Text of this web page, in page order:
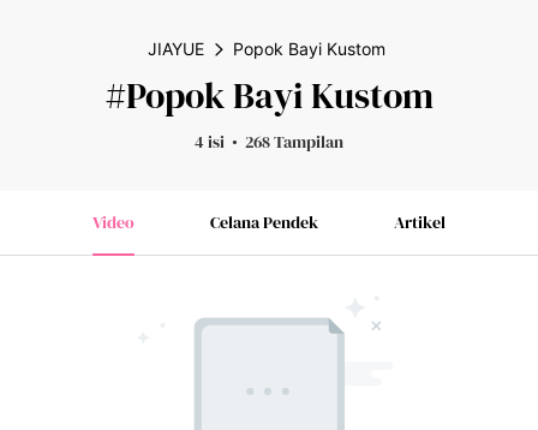
JIAYUE Popok Bayi Kustom
#Popok Bayi Kustom
4 isi 268 Tampilan
Video Celana Pendek Artikel